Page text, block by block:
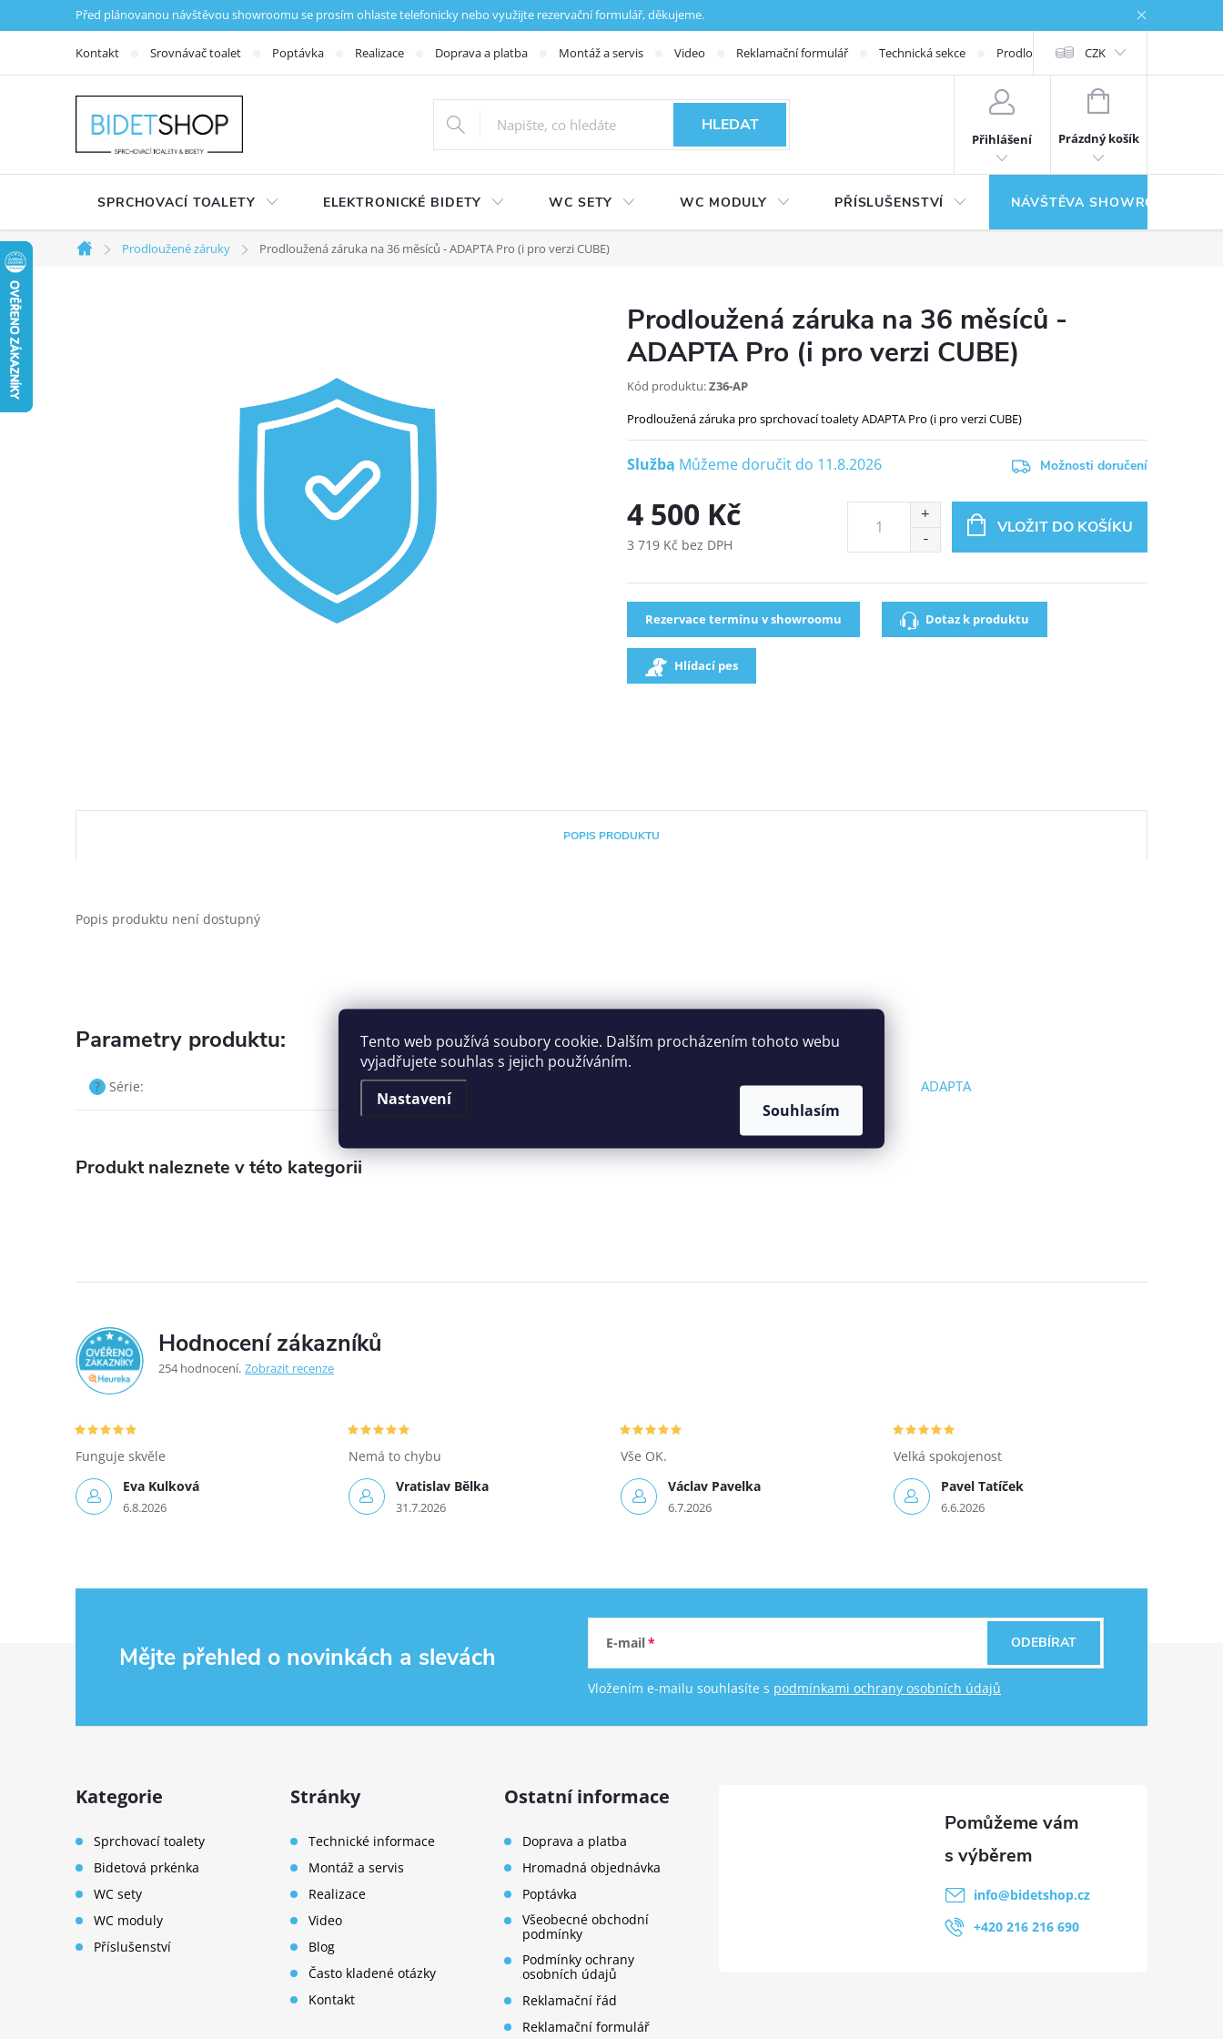
Tento web používá soubory cookie. Dalším procházením tohoto webu
vyjadřujete souhlas s jejich používáním.
Nastavení
Souhlasím
Přejít na obsahPřed plánovanou návštěvou showroomu se prosím ohlaste telefonicky nebo využijte rezervační formulář, děkujeme.
Kontakt Srovnávač toalet Poptávka Realizace Doprava a platba Montáž a servis Video Reklamační formulář Technická sekce Prodloužená záruka
CZK
HLEDAT
Přihlášení
NÁKUPNÍ KOŠÍK
Prázdný košík
SPRCHOVACÍ TOALETY ELEKTRONICKÉ BIDETY WC SETY WC MODULY PŘÍSLUŠENSTVÍ NÁVŠTĚVA SHOWROOMU
Domů
Prodloužené záruky Prodloužená záruka na 36 měsíců - ADAPTA Pro (i pro verzi CUBE)
Prodloužená záruka na 36 měsíců -
ADAPTA Pro (i pro verzi CUBE)
Kód produktu:Z36-AP
Prodloužená záruka pro sprchovací toalety ADAPTA Pro (i pro verzi CUBE)
Služba 11.8.2026 Možnosti doručení
4 500 Kč
3 719 Kč bez DPH
VLOŽIT DO KOŠÍKU
Rezervace termínu v showroomu Dotaz k produktu
Hlídací pes
POPIS PRODUKTU
Popis produktu není dostupný
Parametry produktu:
? Série: ADAPTA
Produkt naleznete v této kategorii
5,0 Hodnocení zákazníků
254 hodnocení Zobrazit recenze
Eva Kulková
6.8.2026
Funguje skvěle
Vratislav Bělka
31.7.2026
Nemá to chybu
Václav Pavelka
6.7.2026
Vše OK.
Pavel Tatíček
6.6.2026
Velká spokojenost
Mějte přehled o novinkách a slevách E-mail
Vložením e-mailu souhlasíte s podmínkami ochrany osobních údajů
ODEBÍRAT
Kategorie
Sprchovací toalety
Bidetová prkénka
WC sety
WC moduly
Příslušenství
Stránky
Technické informace
Montáž a servis
Realizace
Video
Blog
Často kladené otázky
Kontakt
Ostatní informace
Doprava a platba
Hromadná objednávka
Poptávka
Všeobecné obchodní
podmínky
Podmínky ochrany
osobních údajů
Reklamační řád
Reklamační formulář
info@bidetshop.cz
+420 216 216 690